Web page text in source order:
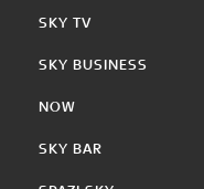
SKY TV
SKY BUSINESS
NOW
SKY BAR